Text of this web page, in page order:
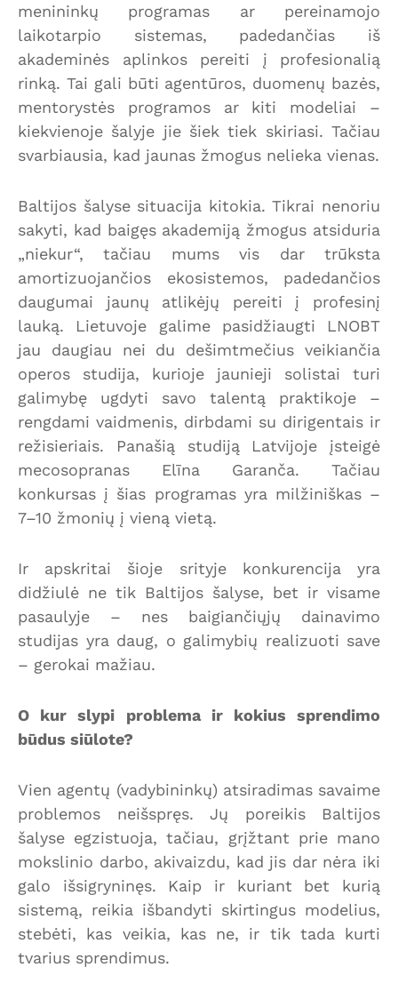
menininkų programas ar pereinamojo
laikotarpio sistemas, padedančias iš
akademinės aplinkos pereiti į profesionalią
rinką. Tai gali būti agentūros, duomenų bazės,
mentorystės programos ar kiti modeliai –
kiekvienoje šalyje jie šiek tiek skiriasi. Tačiau
svarbiausia, kad jaunas žmogus nelieka vienas.
Baltijos šalyse situacija kitokia. Tikrai nenoriu
sakyti, kad baigęs akademiją žmogus atsiduria
„niekur“, tačiau mums vis dar trūksta
amortizuojančios ekosistemos, padedančios
daugumai jaunų atlikėjų pereiti į profesinį
lauką. Lietuvoje galime pasidžiaugti LNOBT
jau daugiau nei du dešimtmečius veikiančia
operos studija, kurioje jaunieji solistai turi
galimybę ugdyti savo talentą praktikoje –
rengdami vaidmenis, dirbdami su dirigentais ir
režisieriais. Panašią studiją Latvijoje įsteigė
mecosopranas Elīna Garanča. Tačiau
konkursas į šias programas yra milžiniškas –
7–10 žmonių į vieną vietą.
Ir apskritai šioje srityje konkurencija yra
didžiulė ne tik Baltijos šalyse, bet ir visame
pasaulyje – nes baigiančiųjų dainavimo
studijas yra daug, o galimybių realizuoti save
– gerokai mažiau.
O kur slypi problema ir kokius sprendimo
būdus siūlote?
Vien agentų (vadybininkų) atsiradimas savaime
problemos neišspręs. Jų poreikis Baltijos
šalyse egzistuoja, tačiau, grįžtant prie mano
mokslinio darbo, akivaizdu, kad jis dar nėra iki
galo išsigryninęs. Kaip ir kuriant bet kurią
sistemą, reikia išbandyti skirtingus modelius,
stebėti, kas veikia, kas ne, ir tik tada kurti
tvarius sprendimus.